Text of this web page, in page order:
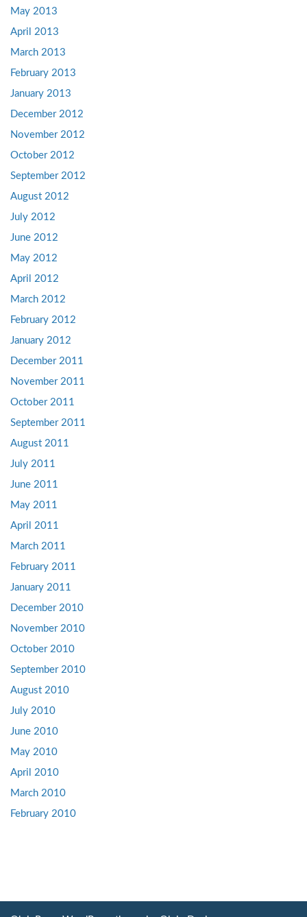
May 2013
April 2013
March 2013
February 2013
January 2013
December 2012
November 2012
October 2012
September 2012
August 2012
July 2012
June 2012
May 2012
April 2012
March 2012
February 2012
January 2012
December 2011
November 2011
October 2011
September 2011
August 2011
July 2011
June 2011
May 2011
April 2011
March 2011
February 2011
January 2011
December 2010
November 2010
October 2010
September 2010
August 2010
July 2010
June 2010
May 2010
April 2010
March 2010
February 2010